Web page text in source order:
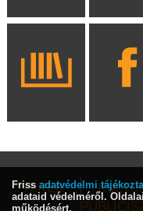
HÍREK
Friss adatvédelmi
adataid védelméről.
működésért.